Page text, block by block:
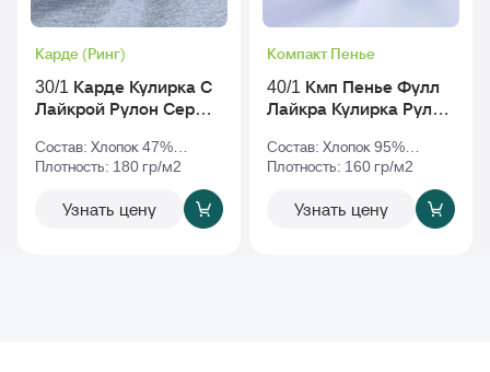
Карде (Ринг)
30/1 Карде Кулирка С
Лайкрой Рулон Серый-
Состав: Хлопок 47%
Полиэстер 47% Эластан
Плотность: 180 гр/м2
Узнать цену
Компакт Пенье
40/1 Кмп Пенье Фулл
Лайкра Кулирка Рулон
Состав: Хлопок 95%
Эластан 5%
Плотность: 160 гр/м2
Узнать цену